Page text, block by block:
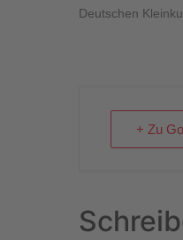
Deutschen
+ Zu